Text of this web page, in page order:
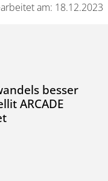
am: 18.12.2023
besser
ARCADE
besser vorhersagen